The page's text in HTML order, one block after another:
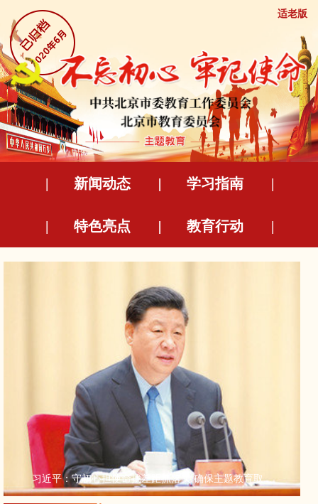
适老版
| 新闻动态 || 学习指南 |
| 特色亮点 || 教育行动 |
习近平：守初心担使命找差距抓落实 确保主题教育取...